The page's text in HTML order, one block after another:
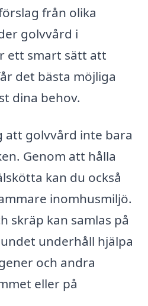
från olika
golvvård i
ett smart sätt att
det bästa möjliga
dina behov.
att golvvård inte bara
Genom att hålla
kan du också
inomhusmiljö.
skräp kan samlas på
underhåll hjälpa
och andra
eller på